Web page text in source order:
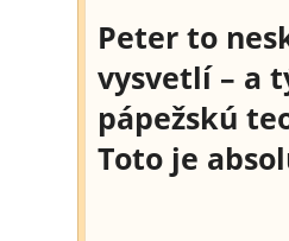
Peter to
vysvetlí – a
pápežskú
Toto je